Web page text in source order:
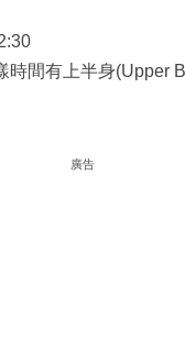
時間有上半身(Upper
廣告